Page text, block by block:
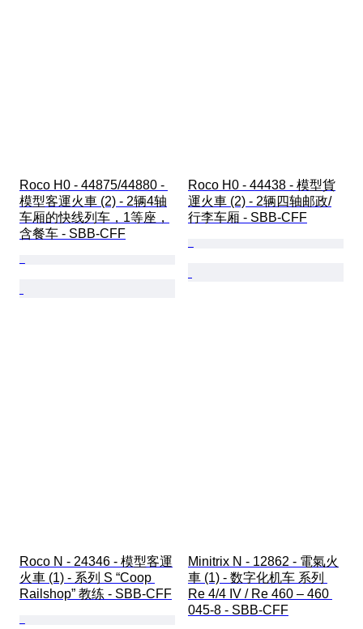
Roco H0 - 44875/44880 -
模型客運火車 (2) - 2辆4轴
车厢的快线列车，1等座，
含餐车 - SBB-CFF
Roco H0 - 44438 - 模型貨
運火車 (2) - 2辆四轴邮政/
行李车厢 - SBB-CFF
Roco N - 24346 - 模型客運
火車 (1) - 系列 S “Coop
Railshop” 教练 - SBB-CFF
Minitrix N - 12862 - 電氣火
車 (1) - 数字化机车 系列
Re 4/4 IV / Re 460 – 460
045-8 - SBB-CFF